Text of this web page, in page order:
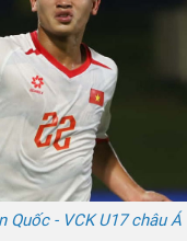
- VCK U17 châu Á